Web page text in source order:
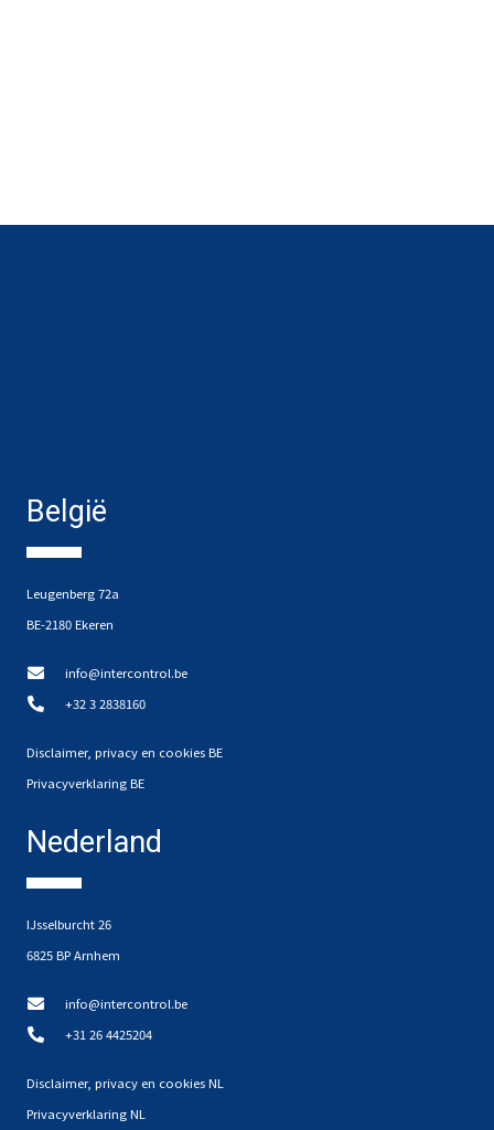
België
Leugenberg 72a
BE-2180 Ekeren
info@intercontrol.be
+32 3 2838160
Disclaimer, privacy en cookies BE
Privacyverklaring BE
Nederland
IJsselburcht 26
6825 BP Arnhem
info@intercontrol.be
+31 26 4425204
Disclaimer, privacy en cookies NL
Privacyverklaring NL